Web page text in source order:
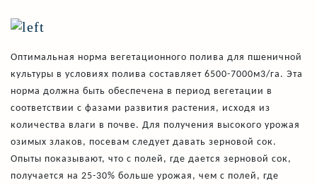
Оптимальная норма вегетационного полива для пшеничной
культуры в условиях полива составляет 6500-7000м3/га. Эта
норма должна быть обеспечена в период вегетации в
соответствии с фазами развития растения, исходя из
количества влаги в почве. Для получения высокого урожая
озимых злаков, посевам следует давать зерновой сок.
Опыты показывают, что с полей, где дается зерновой сок,
получается на 25-30% больше урожая, чем с полей, где